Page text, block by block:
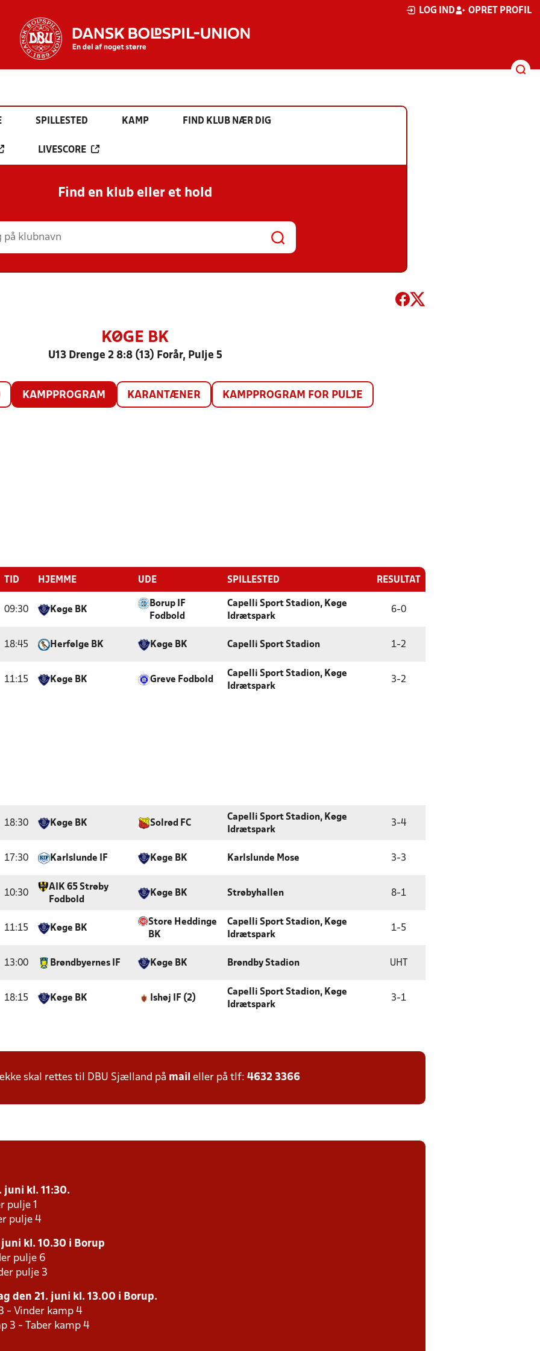
LOG IND OPRET PROFIL
SPILLESTED KAMP FIND KLUB NÆR DIG
LIVESCORE
Find en klub eller et hold
KØGE BK
U13 Drenge 2 8:8 (13) Forår, Pulje 5
KAMPPROGRAM KARANTÆNER KAMPPROGRAM FOR PULJE
TID HJEMME UDE SPILLESTED RESULTAT
09:30 Køge BK
Borup IF
Fodbold
Capelli Sport Stadion, Køge
Idrætspark
6-0
18:45 Herfølge BK Køge BK Capelli Sport Stadion 1-2
11:15 Køge BK Greve Fodbold
Capelli Sport Stadion, Køge
Idrætspark
3-2
18:30 Køge BK Solrød FC
Capelli Sport Stadion, Køge
Idrætspark
3-4
17:30 Karlslunde IF Køge BK Karlslunde Mose 3-3
10:30
AIK 65 Strøby
Fodbold
Køge BK Strøbyhallen 8-1
11:15 Køge BK
Store Heddinge
BK
Capelli Sport Stadion, Køge
Idrætspark
1-5
13:00 Brøndbyernes IF Køge BK Brøndby Stadion UHT
18:15 Køge BK Ishøj IF (2)
Capelli Sport Stadion, Køge
Idrætspark
3-1
skal rettes til DBU Sjælland på mail eller på tlf: 4632 3366
juni kl. 11:30.
pulje 1
pulje 4
kl. 10.30 i Borup
pulje 6
pulje 3
den 21. juni kl. 13.00 i Borup.
- Vinder kamp 4
3 - Taber kamp 4